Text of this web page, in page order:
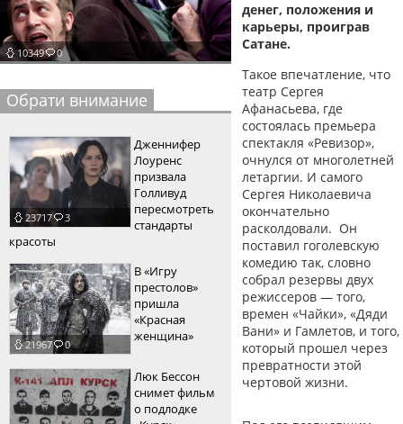
пїЅпїЅпїЅ
пїЅпїЅпїЅпїЅпїЅпїЅпїЅпїЅпїЅпїЅпїЅ
пїЅпїЅпїЅ
пїЅпїЅпїЅпїЅпїЅпїЅпїЅпїЅпїЅ
пїЅпїЅпїЅ пїЅпїЅпїЅпїЅпїЅ
пїЅпїЅпїЅ пїЅпїЅпїЅпїЅпїЅпїЅ
пїЅпїЅпїЅпїЅпїЅ
пїЅпїЅпїЅпїЅпїЅпїЅпїЅпїЅпїЅпїЅ
пїЅпїЅпїЅпїЅпїЅпїЅпїЅпїЅпїЅпїЅ
10349 0
Обрати внимание
23717 3
Дженнифер
Лоуренс
призвала
Голливуд
пересмотреть
стандарты
красоты
21967 0
В «Игру
престолов»
пришла
«Красная
женщина»
Люк Бессон
снимет фильм
о подлодке
денег, положения и
карьеры, проиграв
Сатане.
Такое впечатление, что
театр Сергея
Афанасьева, где
состоялась премьера
спектакля «Ревизор»,
очнулся от многолетней
летаргии. И самого
Сергея Николаевича
окончательно
расколдовали. Он
поставил гоголевскую
комедию так, словно
собрал резервы двух
режиссеров — того,
времен «Чайки», «Дяди
Вани» и Гамлетов, и того,
который прошел через
превратности этой
чертовой жизни.